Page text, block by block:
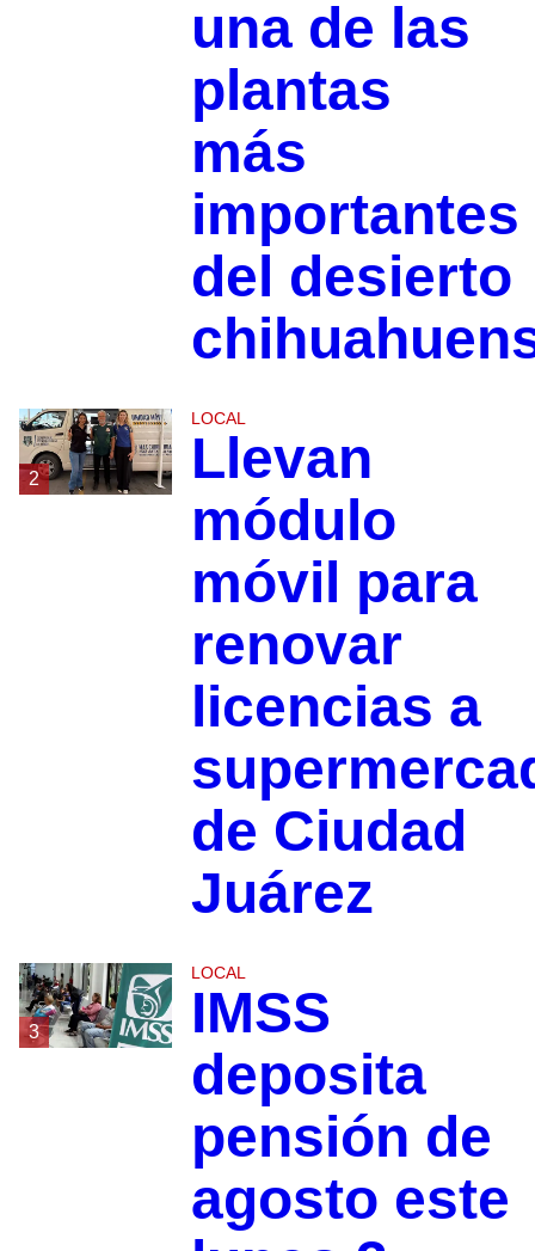
una de las
plantas
más
importantes
del desierto
2
LOCAL
Llevan
módulo
móvil para
renovar
licencias a
de Ciudad
Juárez
3
LOCAL
IMSS
deposita
pensión de
agosto este